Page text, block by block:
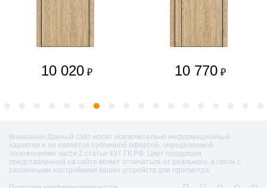
10 020 ₽ 10 770 ₽
Внимание! Данный сайт носит исключительно информационный
характер и не является публичной офертой, определяемой
положениями части 2 статьи 437 ГК РФ. Цвет продукции,
представленной на сайте может отличаться от реального, в связи с
различными настройками ваших устройств для просмотра.